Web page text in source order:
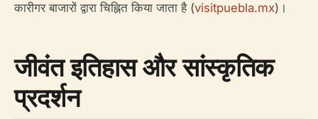
कारीगर बाजारों द्वारा चिह्नित किया जाता है (visitpuebla.mx)।
जीवंत इतिहास और सांस्कृतिक
प्रदर्शन